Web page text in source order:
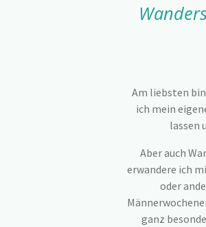
Am liebsten
ich mein
lassen
Aber auch
erwandere ich
oder
ganz